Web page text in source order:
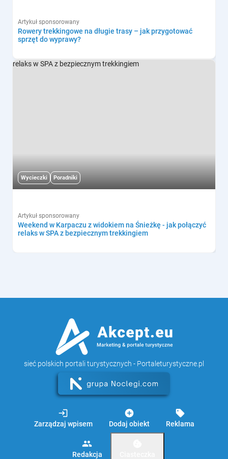
Artykuł sponsorowany
Rowery trekkingowe na długie trasy – jak przygotować
sprzęt do wyprawy?
Wycieczki Poradniki
Artykuł sponsorowany
Weekend w Karpaczu z widokiem na Śnieżkę - jak połączyć
relaks w SPA z bezpiecznym trekkingiem
login
Zarządzaj wpisem
add_circle
Dodaj obiekt
sell
Reklama
group
Redakcja
sieć polskich portali turystycznych - Portaleturystyczne.pl